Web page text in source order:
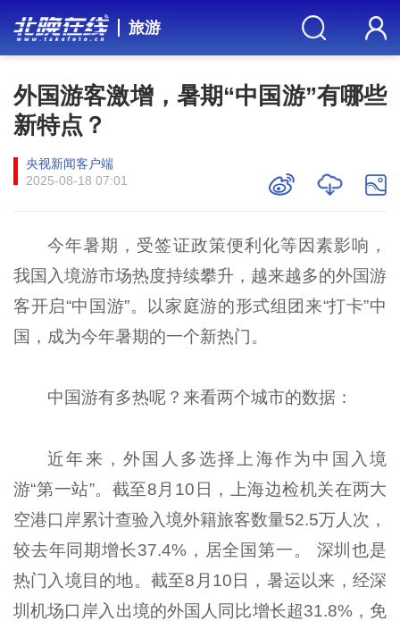
旅游
外国游客激增，暑期“中国游”有哪些
新特点？
央视新闻客户端
2025-08-18 07:01
今年暑期，受签证政策便利化等因素影响，
我国入境游市场热度持续攀升，越来越多的外国游
客开启“中国游”。以家庭游的形式组团来“打卡”中
国，成为今年暑期的一个新热门。
中国游有多热呢？来看两个城市的数据：
近年来，外国人多选择上海作为中国入境
游“第一站”。截至8月10日，上海边检机关在两大
空港口岸累计查验入境外籍旅客数量52.5万人次，
较去年同期增长37.4%，居全国第一。 深圳也是
热门入境目的地。截至8月10日，暑运以来，经深
圳机场口岸入出境的外国人同比增长超31.8%，免